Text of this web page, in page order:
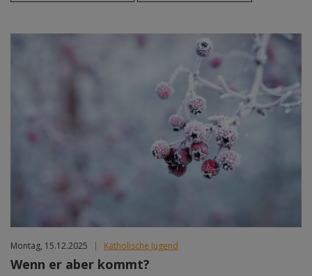
Aug 2026
Okt 2026
Nov 2026
Dez 2026
Jan 2027
Feb 2027
Mär 2027
Montag, 15.12.2025 | Katholische Jugend
Wenn er aber kommt?